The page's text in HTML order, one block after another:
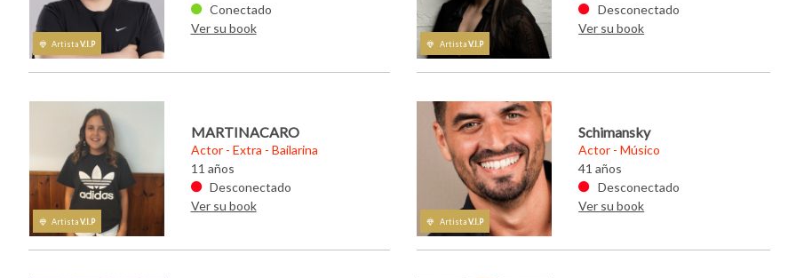
ArtistaV.I.P
Conectado
Ver su book
ArtistaV.I.P
Desconectado
Ver su book
ArtistaV.I.P
MARTINACARO
Actor - Extra - Bailarina
11 años
Desconectado
Ver su book
ArtistaV.I.P
Schimansky
Actor - Músico
41 años
Desconectado
Ver su book
Nacido en 1975, padre
palestino y madre española, de
fuerte complexión siempre me
Maikon, un artista con brillo
propio que no pierde de vista
Hola, ¿podrías presentarte? -
Mi nombre es Maikon Gustavo.
compuestos
Nacido en 1975, padre
fuerte complexión siempre
propio que no pierde de
su meta
Mi nombre es Maikon